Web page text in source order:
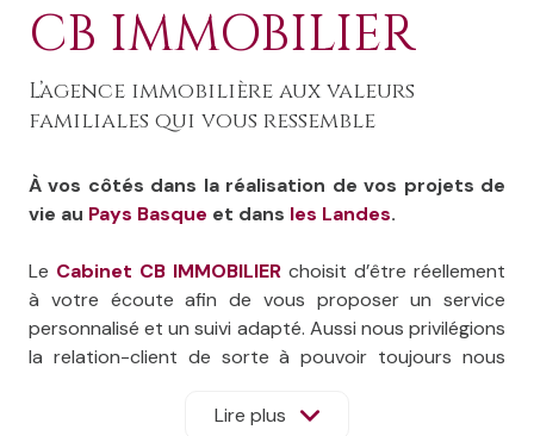
CB IMMOBILIER
L’agence immobilière aux valeurs
familiales qui vous ressemble
À vos côtés dans la réalisation de vos projets de
vie au Pays Basque et dans les Landes.
Le Cabinet CB IMMOBILIER choisit d’être réellement
à votre écoute afin de vous proposer un service
personnalisé et un suivi adapté. Aussi nous privilégions
la relation-client de sorte à pouvoir toujours nous
Fortes de notre savoir-faire et de nos connaissances
Lire plus